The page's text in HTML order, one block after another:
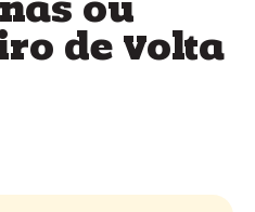
de Volta